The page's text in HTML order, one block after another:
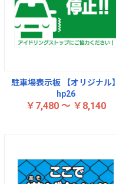
駐車場表示板 【オリジナル】
hp26
￥7,480 ～ ￥8,140